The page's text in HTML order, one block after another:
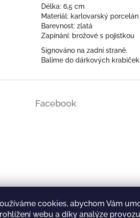
cookies, abychom Vám
webu a díky analýze
Délka: 6,5 cm
Materiál: karlovarský porcelán
Barevnost: zlatá
Zapínání: brožové s pojistkou
Signováno na zadní straně.
Balíme do dárkových krabiček.
Facebook